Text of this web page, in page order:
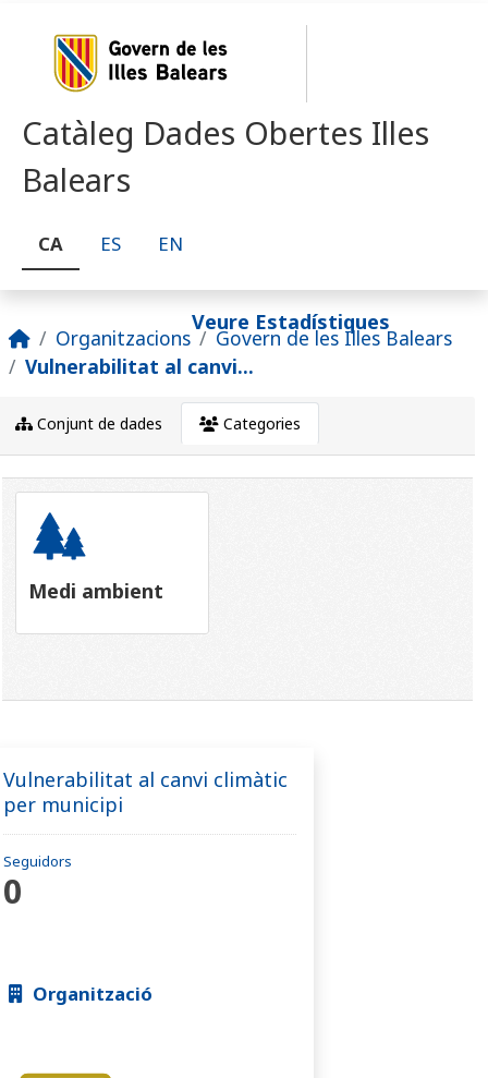
Catàleg Dades Obertes Illes
Balears
CA ES EN
Veure Estadístiques
Organitzacions
Govern de les Illes Balears
Vulnerabilitat al canvi...
Vulnerabilitat al canvi climàtic
per municipi
Seguidors
0
Organització
Conjunt de dades Categories
Medi ambient